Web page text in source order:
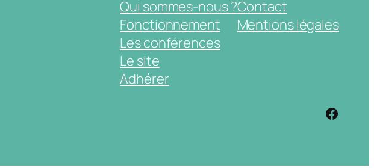
Qui sommes-nous ?
Fonctionnement
Les conférences
Le site
Adhérer
Contact
Mentions légales